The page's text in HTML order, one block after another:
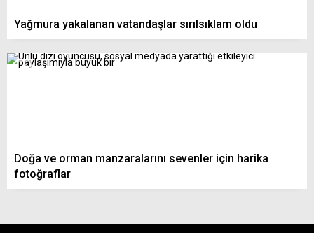
Yağmura yakalanan vatandaşlar sırılsıklam oldu
Doğa ve orman manzaralarını sevenler için harika
fotoğraflar